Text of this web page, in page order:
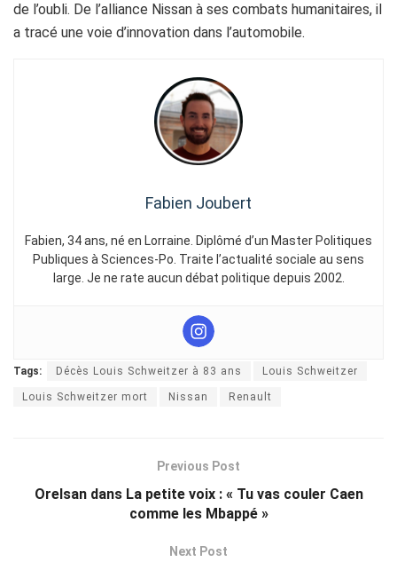
de l’oubli. De l’alliance Nissan à ses combats humanitaires, il
a tracé une voie d’innovation dans l’automobile.
Fabien Joubert
Fabien, 34 ans, né en Lorraine. Diplômé d’un Master Politiques
Publiques à Sciences-Po. Traite l’actualité sociale au sens
large. Je ne rate aucun débat politique depuis 2002.
Tags: Décès Louis Schweitzer à 83 ans Louis Schweitzer
Louis Schweitzer mort Nissan Renault
Previous Post
Orelsan dans La petite voix : « Tu vas couler Caen
comme les Mbappé »
Next Post